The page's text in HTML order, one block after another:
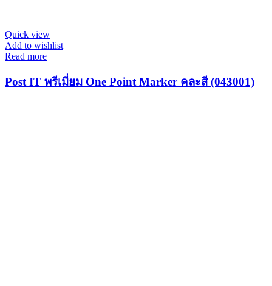
Quick view
Add to wishlist
Read more
Post IT พรีเมี่ยม One Point Marker คละสี (043001)